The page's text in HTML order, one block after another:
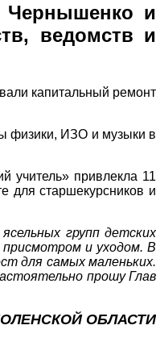
Чернышенко и
ведомств и
капитальный ремонт
физики, ИЗО и музыки в
учитель» привлекла 11
для старшекурсников и
групп детских
и уходом. В
для самых маленьких.
прошу Глав
ОБЛАСТИ